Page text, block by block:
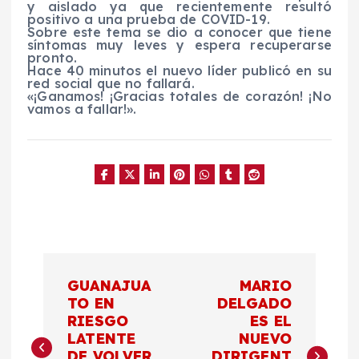
y aislado ya que recientemente resultó
positivo a una prueba de COVID-19.
Sobre este tema se dio a conocer que tiene
síntomas muy leves y espera recuperarse
pronto.
Hace 40 minutos el nuevo líder publicó en su
red social que no fallará.
«¡Ganamos! ¡Gracias totales de corazón! ¡No
vamos a fallar!».
v
GUANAJUA
TO EN
RIESGO
LATENTE
MARIO
DELGADO
ES EL
NUEVO